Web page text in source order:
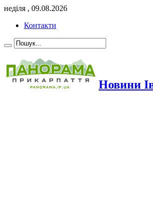
неділя , 09.08.2026
Контакти
Новини